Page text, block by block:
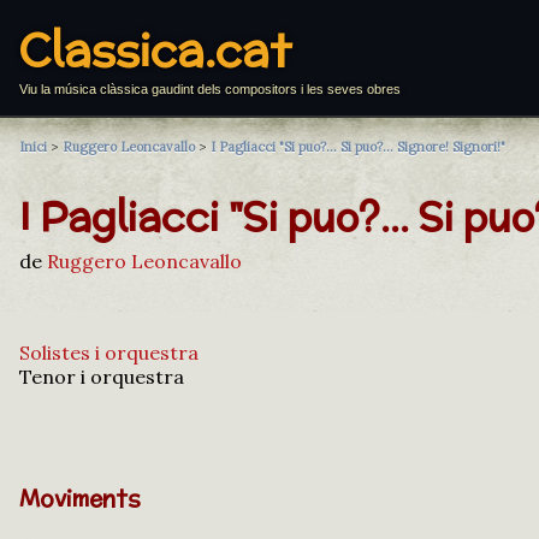
Classica.cat
Viu la música clàssica gaudint dels compositors i les seves obres
Inici > Ruggero Leoncavallo> I Pagliacci "Si puo?... Si puo?... Signore! Signori!"
I Pagliacci "Si puo?... Si
de Ruggero Leoncavallo
Solistes i orquestra
Tenor i orquestra
Moviments